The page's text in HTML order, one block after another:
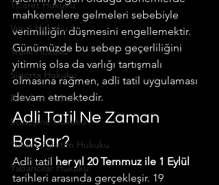
Ticaret Hukuku
Vergi Hukuku
Trafik Hukuku
Sigorta Hukuku
Rekabet Hukuku
Sözleşme Hukuku
Yükseköğretim Hukuku
Yabancılar Hukuku
mahkemelere gelmeleri sebebiyle
verimliliğin düşmesini engellemektir.
Günümüzde bu sebep geçerliliğini
yitirmiş olsa da varlığı tartışmalı
olmasına rağmen, adli tatil uygulaması
devam etmektedir.
Adli Tatil Ne Zaman
Başlar?
Adli tatil her yıl 20 Temmuz ile 1 Eylül
tarihleri arasında gerçekleşir. 19